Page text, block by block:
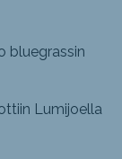
bluegrassin
Lumijoella